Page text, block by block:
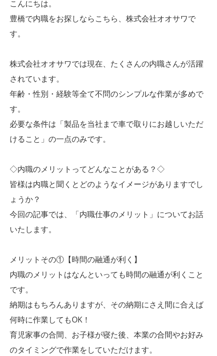
こんにちは。
豊橋で内職をお探しならこちら、株式会社オオサワで
す。
株式会社オオサワでは現在、たくさんの内職さんが活躍
されています。
年齢・性別・経験等全て不問のシンプルな作業が多めで
す。
必要な条件は「製品を当社まで車で取りにお越しいただ
けること」の一点のみです。
◇内職のメリットってどんなことがある？◇
皆様は内職と聞くとどのようなイメージがありますでし
ょうか？
今回の記事では、「内職仕事のメリット」についてお話
いたします。
メリットその①【時間の融通が利く】
内職のメリットはなんといっても時間の融通が利くこと
です。
納期はもちろんありますが、その納期にさえ間に合えば
何時に作業してもOK！
育児家事の合間、お子様が寝た後、本業の合間やお好み
のタイミングで作業をしていただけます。